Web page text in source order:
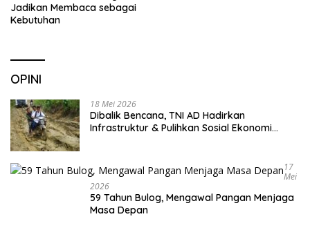
Jadikan Membaca sebagai
Kebutuhan
OPINI
18 Mei 2026
Dibalik Bencana, TNI AD Hadirkan
Infrastruktur & Pulihkan Sosial Ekonomi
17
Mei
2026
59 Tahun Bulog, Mengawal Pangan Menjaga
Masa Depan